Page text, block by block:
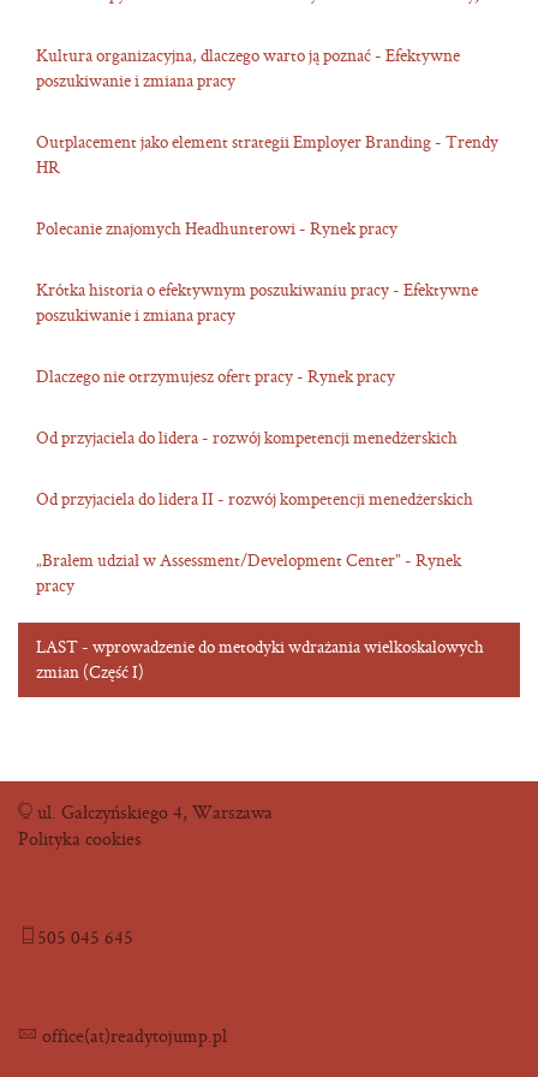
Kultura organizacyjna, dlaczego warto ją poznać - Efektywne
poszukiwanie i zmiana pracy
Outplacement jako element strategii Employer Branding - Trendy
HR
Polecanie znajomych Headhunterowi - Rynek pracy
Krótka historia o efektywnym poszukiwaniu pracy - Efektywne
poszukiwanie i zmiana pracy
Dlaczego nie otrzymujesz ofert pracy - Rynek pracy
Od przyjaciela do lidera - rozwój kompetencji menedżerskich
Od przyjaciela do lidera II - rozwój kompetencji menedżerskich
„Brałem udział w Assessment/Development Center” - Rynek
pracy
LAST - wprowadzenie do metodyki wdrażania wielkoskalowych
zmian (Część I)
ul. Gałczyńskiego 4, Warszawa
Polityka cookies
505 045 645
office(at)readytojump.pl